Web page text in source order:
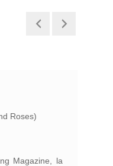
Roses)
Magazine, la